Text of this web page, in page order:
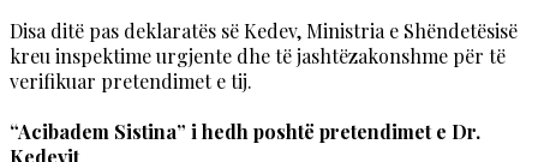
Disa ditë pas deklaratës së Kedev, Ministria e Shëndetësisë
kreu inspektime urgjente dhe të jashtëzakonshme për të
verifikuar pretendimet e tij.
“Acibadem Sistina” i hedh poshtë pretendimet e Dr.
Kedevit